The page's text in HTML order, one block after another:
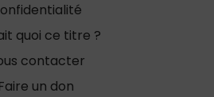
quoi ce titre ?
contacter
Faire un don